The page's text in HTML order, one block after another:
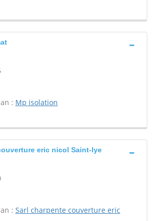
: Mp isolation
eric nicol Saint-lye
: Sarl charpente couverture eric